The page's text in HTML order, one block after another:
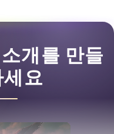
개를 만들
요